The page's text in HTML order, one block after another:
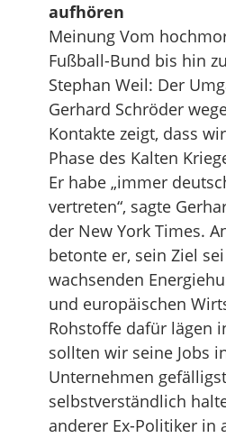
aufhören
Meinung Vom
Fußball-Bund bis hin
Stephan Weil: Der
Gerhard Schröder
Kontakte zeigt, dass
Phase des Kalten
Er habe „immer
vertreten“, sagte
der New York Times.
betonte er, sein Ziel
wachsenden
und europäischen
Rohstoffe dafür lägen
sollten wir seine Jobs
Unternehmen
selbstverständlich
anderer Ex-Politiker in